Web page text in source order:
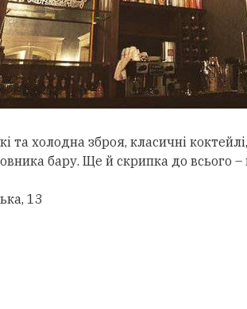
та холодна зброя, класичні
бару. Ще й скрипка до всього
13